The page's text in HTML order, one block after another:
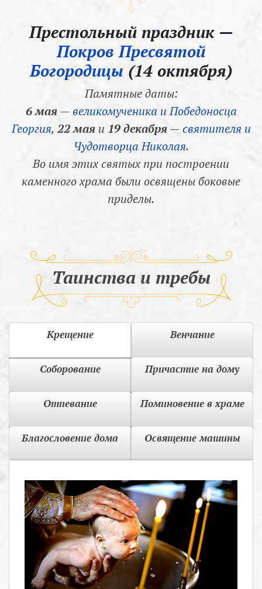
Престольный праздник —
Покров Пресвятой
Богородицы (14 октября)
Памятные даты:
6 мая—великомученика и Победоносца
Георгия, 22 маяи 19 декабря—святителя и
Чудотворца Николая.
Во имя этих святых при построении
каменного храма были освящены боковые
приделы.
Таинства и требы
Крещение Венчание
Соборование Причастие на дому
Отпевание Поминовение в храме
Благословение дома Освящение машины